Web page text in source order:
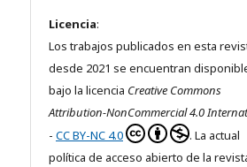
Licencia:
Los trabajos publicados en esta
desde 2021 se encuentran
bajo la licencia Creative Commons
Attribution-NonCommercial 4.0
- CC BY-NC 4.0
. La actual
política de acceso abierto de la